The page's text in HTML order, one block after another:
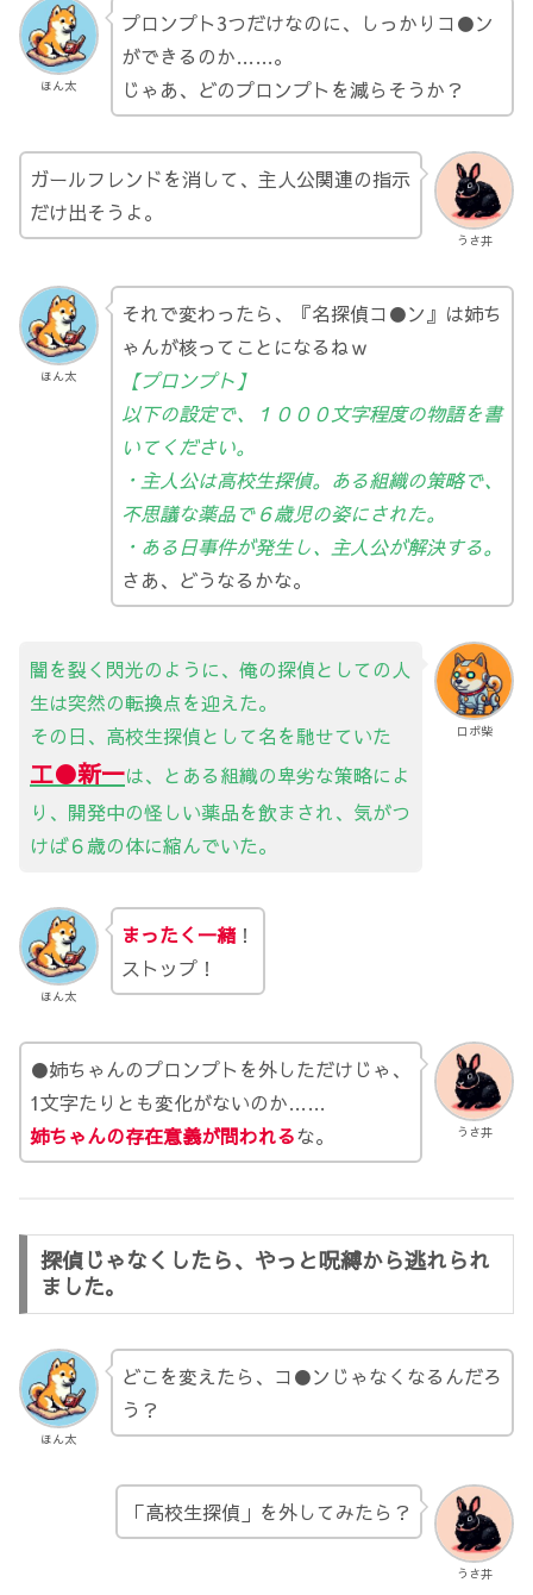
ほん太
プロンプト3つだけなのに、しっかりコ●ン
ができるのか……。
じゃあ、どのプロンプトを減らそうか？
うさ井
ガールフレンドを消して、主人公関連の指示
だけ出そうよ。
ほん太
それで変わったら、『名探偵コ●ン』は姉ち
ゃんが核ってことになるねｗ
【プロンプト】
以下の設定で、１０００文字程度の物語を書
いてください。
・主人公は高校生探偵。ある組織の策略で、
不思議な薬品で６歳児の姿にされた。
・ある日事件が発生し、主人公が解決する。
さあ、どうなるかな。
ロボ柴
闇を裂く閃光のように、俺の探偵としての人
生は突然の転換点を迎えた。
その日、高校生探偵として名を馳せていた
工●新一は、とある組織の卑劣な策略によ
り、開発中の怪しい薬品を飲まされ、気がつ
けば６歳の体に縮んでいた。
ほん太
まったく一緒！
ストップ！
うさ井
●姉ちゃんのプロンプトを外しただけじゃ、
1文字たりとも変化がないのか……
姉ちゃんの存在意義が問われるな。
探偵じゃなくしたら、やっと呪縛から逃れられ
ました。
ほん太
どこを変えたら、コ●ンじゃなくなるんだろ
う？
うさ井
「高校生探偵」を外してみたら？